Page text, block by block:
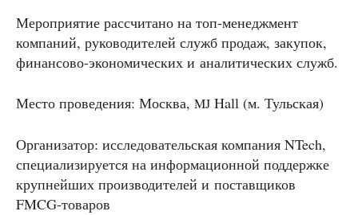
Мероприятие рассчитано на топ-менеджмент
компаний, руководителей служб продаж, закупок,
финансово-экономических и аналитических служб.
Место проведения: Москва, MJ Hall (м. Тульская)
Организатор: исследовательская компания NTech,
специализируется на информационной поддержке
крупнейших производителей и поставщиков
FMCG-товаров